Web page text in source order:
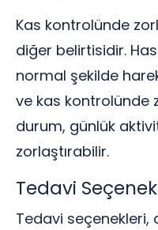
Kas kontrolünde
diğer belirtisidir.
normal şekilde
ve kas kontrolünde
durum, günlük
zorlaştırabilir.
Tedavi
Tedavi seçenekleri,